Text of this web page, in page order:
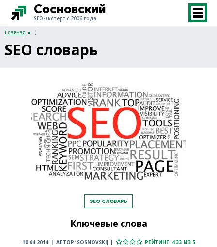
Сосновский
SEO-эксперт с 2006 года
Главная =)
SEO словарь
SEO СЛОВАРЬ
Ключевые слова
10.04.2014 АВТОР: SOSNOVSKIJ РЕЙТИНГ: 4.33 ИЗ 5